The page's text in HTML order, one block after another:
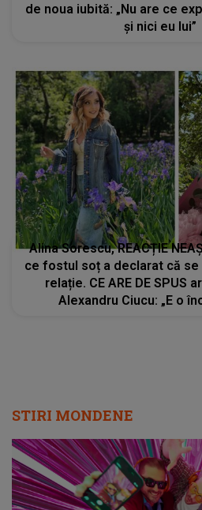
de noua iubită: „Nu are ce
și nici eu lui”
Alina Sorescu, REACȚIE
ce fostul soț a declarat că se
relație. CE ARE DE SPUS
Alexandru Ciucu: „E o
STIRI MONDENE